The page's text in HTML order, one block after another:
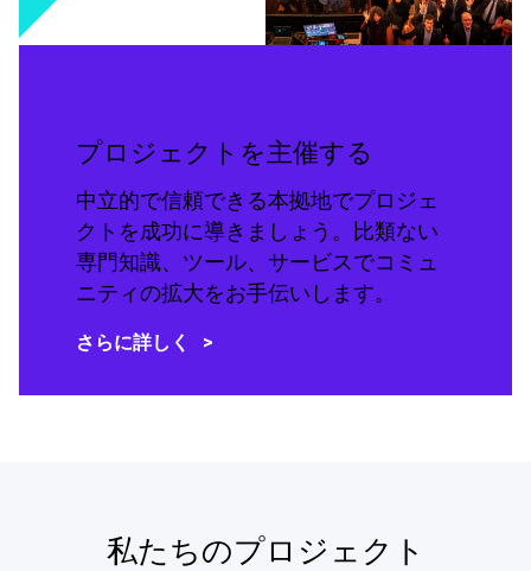
プロジェクトを主催する
中立的で信頼できる本拠地でプロジェ
クトを成功に導きましょう。比類ない
専門知識、ツール、サービスでコミュ
ニティの拡大をお手伝いします。
さらに詳しく
私たちのプロジェクト